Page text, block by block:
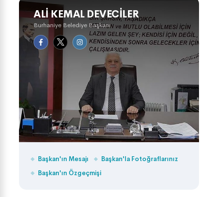
ALI KEMAL DEVECILER
Burhaniye Belediye Başkanı
Başkan'ın Mesajı
Başkan'la Fotoğraflarınız
Başkan'ın Özgeçmişi